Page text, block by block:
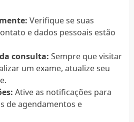
Verifique se suas
e dados pessoais estão
consulta: Sempre que visitar
um exame, atualize seu
Ative as notificações para
de agendamentos e